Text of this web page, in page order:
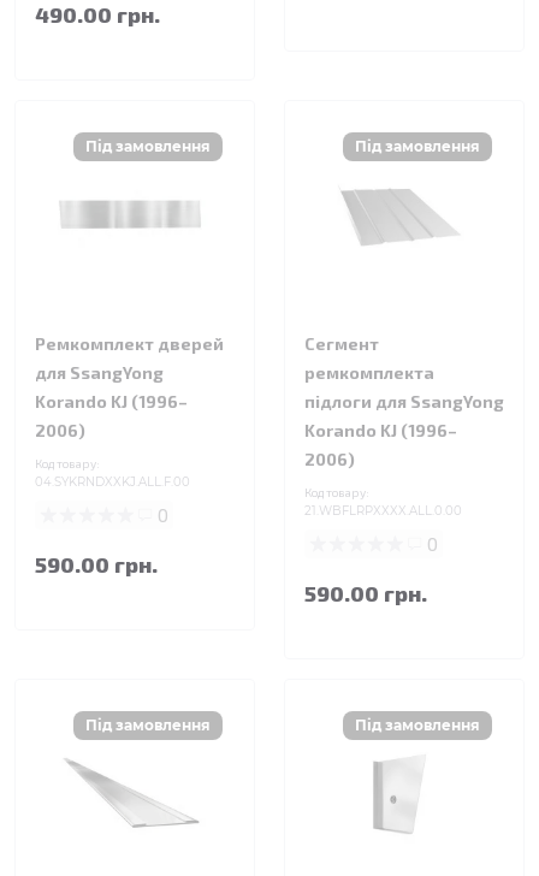
490.00 грн.
Ремкомплект дверей
для SsangYong
Korando KJ (1996–
2006)
Код товару:
04.SYKRNDXXKJ.ALL.F.00
0
590.00 грн.
Сегмент
ремкомплекта
підлоги для SsangYong
Korando KJ (1996–
2006)
Код товару:
21.WBFLRPXXXX.ALL.0.00
0
590.00 грн.